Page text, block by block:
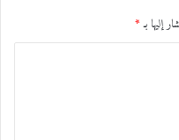
إليها بـ*